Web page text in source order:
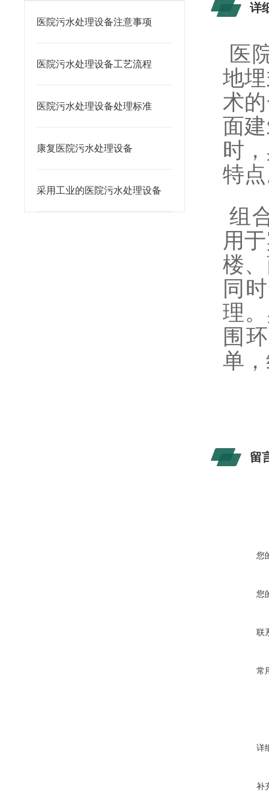
医院污水处理设备注意事项
医院污水处理设备工艺流程
医院污水处理设备处理标准
康复医院污水处理设备
采用工业的医院污水处理设备
详
医
地
术
面
时
特
组
用
楼
同
理。
围
单
留
您
您
联
常
详
补